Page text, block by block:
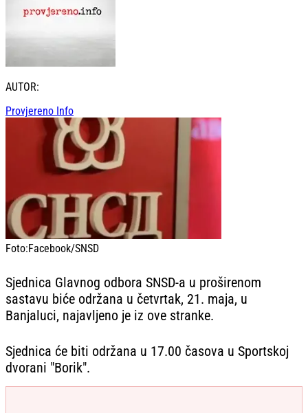
AUTOR:
Provjereno Info
Foto:Facebook/SNSD
Sjednica Glavnog odbora SNSD-a u proširenom
sastavu biće održana u četvrtak, 21. maja, u
Banjaluci, najavljeno je iz ove stranke.
Sjednica će biti održana u 17.00 časova u Sportskoj
dvorani "Borik".